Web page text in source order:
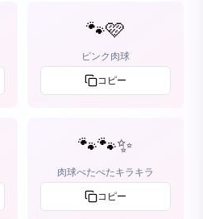
🐾🩷
ピンク肉球
コピー
🐾🐾✨
肉球ぺたぺたキラキラ
コピー